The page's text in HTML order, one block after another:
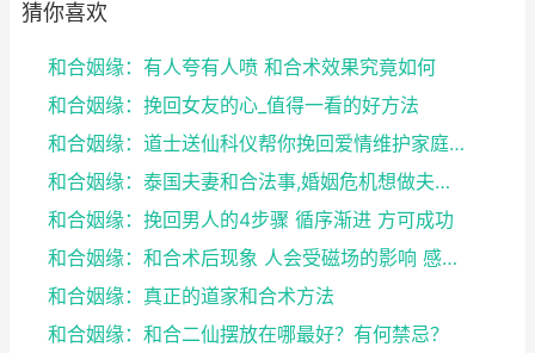
猜你喜欢
和合姻缘：有人夸有人喷 和合术效果究竟如何
和合姻缘：挽回女友的心_值得一看的好方法
和合姻缘：道士送仙科仪帮你挽回爱情维护家庭完整
和合姻缘：泰国夫妻和合法事,婚姻危机想做夫妻和合法...
和合姻缘：挽回男人的4步骤 循序渐进 方可成功
和合姻缘：和合术后现象 人会受磁场的影响 感到头晕...
和合姻缘：真正的道家和合术方法
和合姻缘：和合二仙摆放在哪最好？有何禁忌？